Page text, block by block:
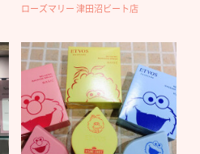
ローズマリー 津田沼ビート店